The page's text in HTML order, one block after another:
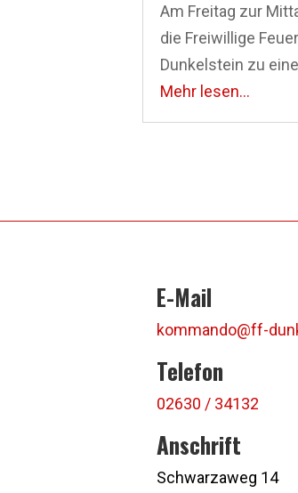
Am Freitag zur
die Freiwillige
Dunkelstein zu
Mehr lesen...
E-Mail
kommando@ff-
Telefon
02630 / 34132
Anschrift
Schwarzaweg 14